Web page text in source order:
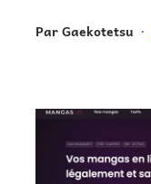
ParGaekotetsu •